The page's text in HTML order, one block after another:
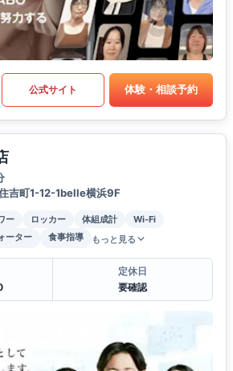
公式サイト 体験・相談予約
吉町1-12-1belle横浜9F
ー ロッカー 体組成計
Wi-Fi
ーター 食事指導 もっと見る
定休日
要確認